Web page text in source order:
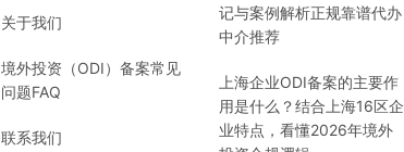
关于我们
境外投资（ODI）备案常见
问题FAQ
联系我们
记与案例解析正规靠谱代办
中介推荐
上海企业ODI备案的主要作
用是什么？结合上海16区企
业特点，看懂2026年境外